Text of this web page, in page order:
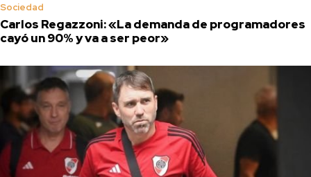
Sociedad
Carlos Regazzoni: «La demanda de programadores
cayó un 90% y va a ser peor»